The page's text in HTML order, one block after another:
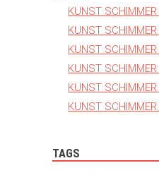
KUNST
KUNST
KUNST
KUNST SCHIMMER
KUNST
KUNST
TAGS